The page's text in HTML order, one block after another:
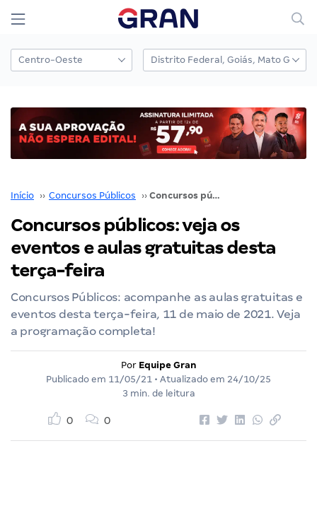
Início ›› Concursos Públicos ›› Concursos públicos: veja os eventos e aulas gratuitas desta terça-feira
Concursos públicos: veja os
eventos e aulas gratuitas desta
terça-feira
Concursos Públicos: acompanhe as aulas gratuitas e
eventos desta terça-feira, 11 de maio de 2021. Veja
a programação completa!
Por Equipe Gran
Publicado em 11/05/21 • Atualizado em 24/10/25
3 min. de leitura
0 0